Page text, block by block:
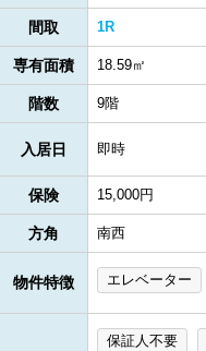
間取 1R
専有面積 18.59㎡
階数 9階
入居日 即時
保険 15,000円
方角 南西
物件特徴 エレベーター
保証人不要